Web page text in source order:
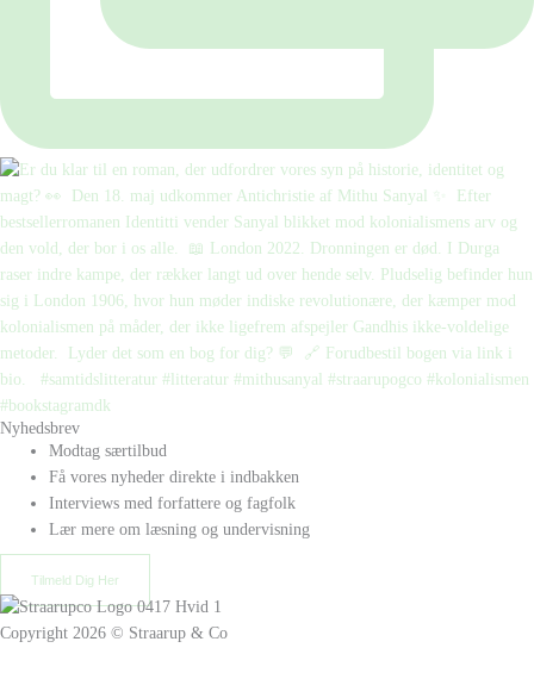
Nyhedsbrev
Modtag særtilbud
Få vores nyheder direkte i indbakken
Interviews med forfattere og fagfolk
Lær mere om læsning og undervisning
Tilmeld Dig Her
Copyright 2026 © Straarup & Co